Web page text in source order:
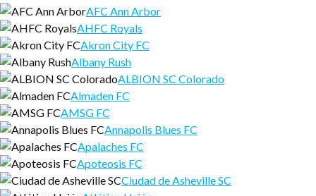
AFC Ann Arbor
AHFC Royals
Akron City FC
Albany Rush
ALBION SC Colorado
Almaden FC
AMSG FC
Annapolis Blues FC
Apalaches FC
Apoteosis FC
Ciudad de Asheville SC